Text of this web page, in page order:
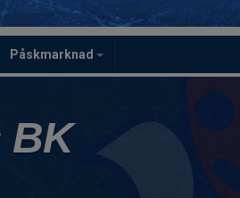
Påskmarknad
BK